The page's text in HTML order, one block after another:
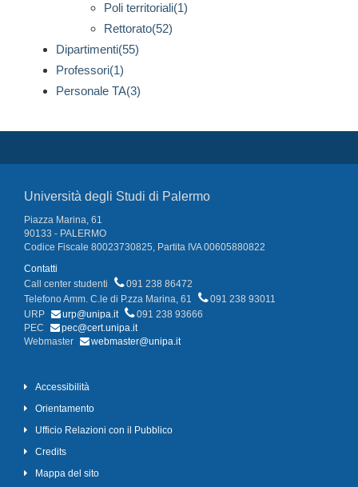
Poli territoriali(1)
Rettorato(52)
Dipartimenti(55)
Professori(1)
Personale TA(3)
Università degli Studi di Palermo
Piazza Marina, 61
90133 - PALERMO
Codice Fiscale 80023730825, Partita IVA 00605880822
Contatti
Call center studenti
091 238 86472
Telefono Amm. C.le di P.zza Marina, 61
091 238 93011
URP
urp@unipa.it
091 238 93666
PEC
pec@cert.unipa.it
Webmaster
webmaster@unipa.it
Accessibilità
Orientamento
Ufficio Relazioni con il Pubblico
Credits
Mappa del sito